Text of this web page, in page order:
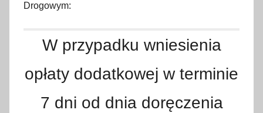
Drogowym:
W przypadku wniesienia
opłaty dodatkowej w terminie
7 dni od dnia doręczenia